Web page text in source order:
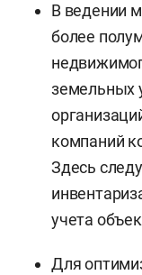
В ведении
более
земельных
компаний
Здесь
учета
Для